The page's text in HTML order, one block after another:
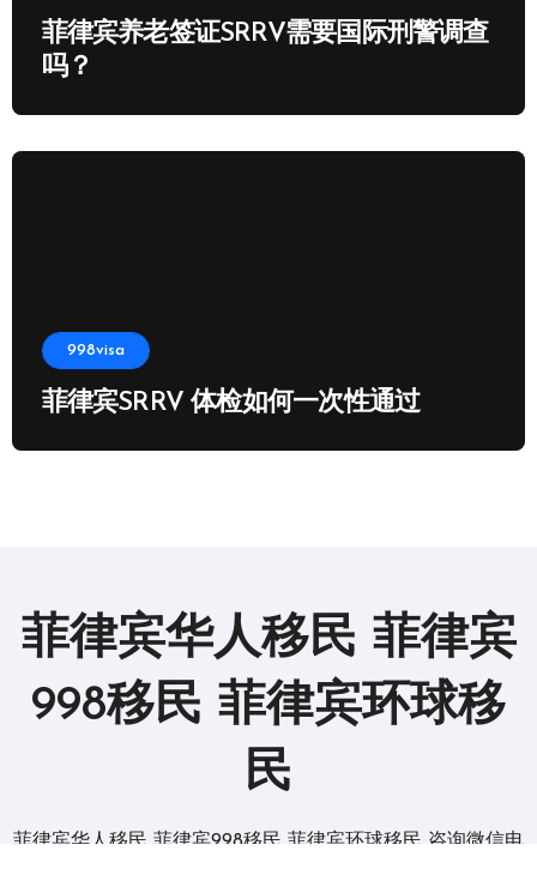
菲律宾养老签证SRRV需要国际刑警调查
吗？
998visa
菲律宾SRRV 体检如何一次性通过
菲律宾华人移民 菲律宾
998移民 菲律宾环球移
民
菲律宾华人移民 菲律宾998移民 菲律宾环球移民 咨询微信电